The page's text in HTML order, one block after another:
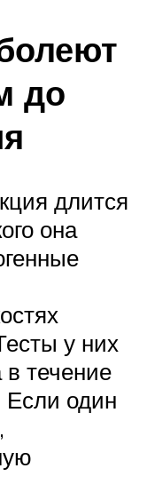
до
длится
она
у них
в течение
Если один